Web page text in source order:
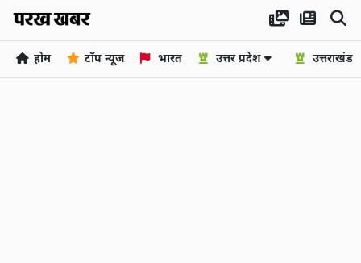
होम टॉप न्यूज भारत उत्तर प्रदेश उत्तराखंड